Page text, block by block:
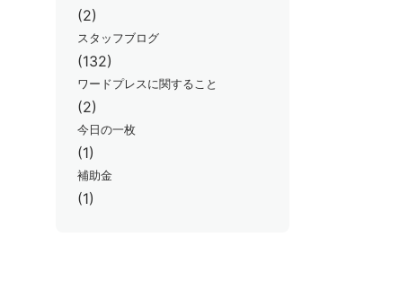
(2)
スタッフブログ
(132)
ワードプレスに関すること
(2)
今日の一枚
(1)
補助金
(1)